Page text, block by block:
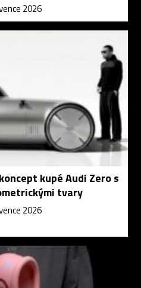
2026
kupé Audi Zero s
tvary
2026